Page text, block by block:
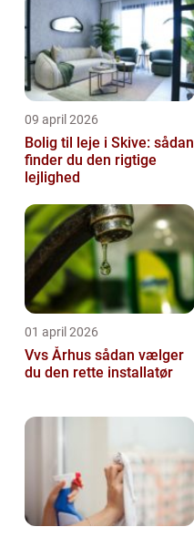
09 april 2026
Bolig til leje i Skive: sådan
finder du den rigtige
lejlighed
01 april 2026
Vvs Århus sådan vælger
du den rette installatør